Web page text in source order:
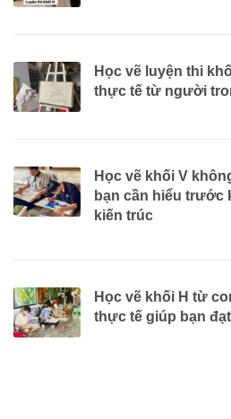
Học vẽ luyện thi
thực tế từ người
Học vẽ khối V
bạn cần hiểu trước
kiến trúc
Học vẽ khối H từ
thực tế giúp bạn